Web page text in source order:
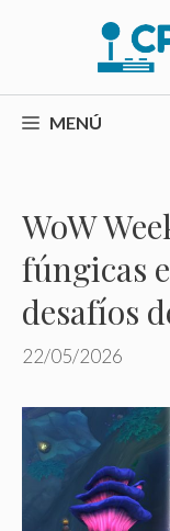
MENÚ
WoW
fúngicas
desafíos
22/05/2026